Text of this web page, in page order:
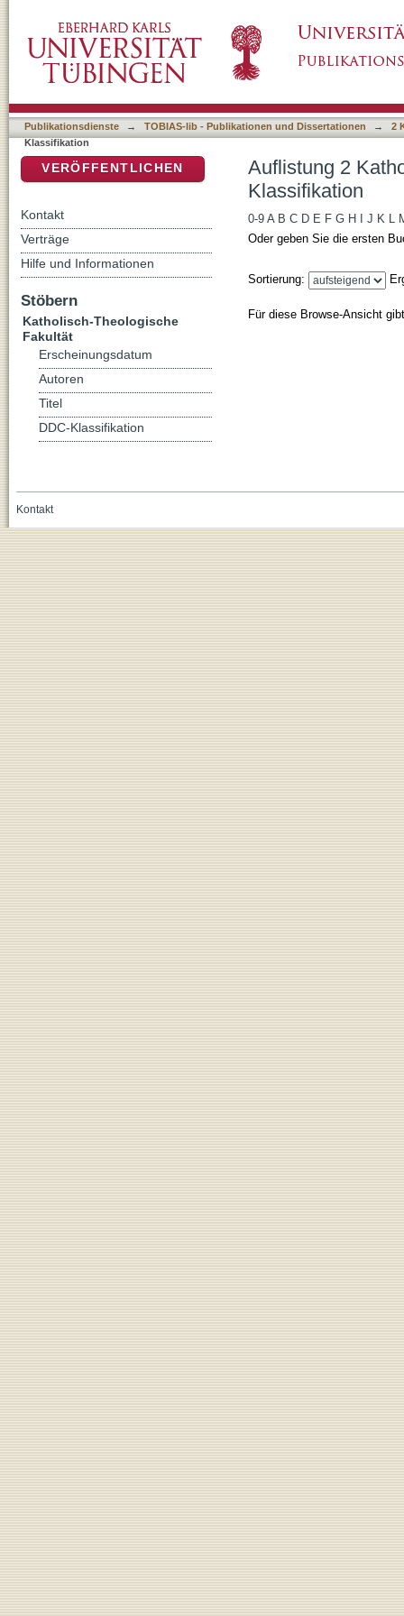
Publikationsdienste → TOBIAS-lib - Publikationen und Dissertationen →
2
Klassifikation
Auflistung 2
Klassifikation
0-9 A B C D E F G H J K L
Oder geben Sie die ersten
Sortierung:
Für diese Browse-Ansicht
VERÖFFENTLICHEN
Kontakt
Verträge
Hilfe und Informationen
Stöbern
Katholisch-Theologische
Fakultät
Erscheinungsdatum
Autoren
Titel
DDC-Klassifikation
Kontakt